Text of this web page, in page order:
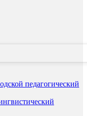
педагогический